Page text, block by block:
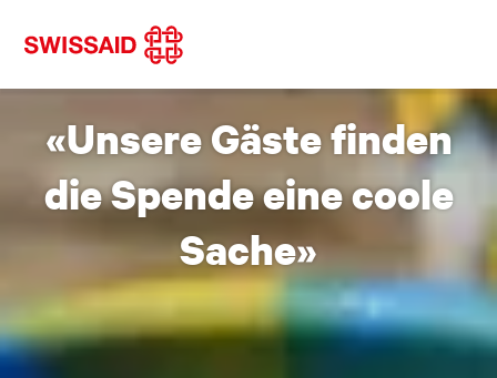
«Unsere Gäste finden
die Spende eine coole
Sache»